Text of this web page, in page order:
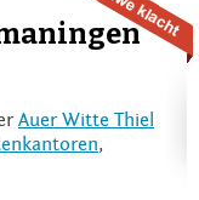
Auer Witte Thiel
,